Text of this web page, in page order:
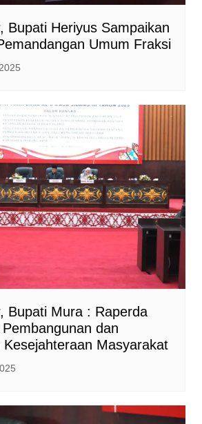
Bupati Heriyus Sampaikan
Umum Fraksi
Bupati Mura : Raperda
dan
Kesejahteraan Masyarakat